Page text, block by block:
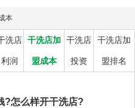
本
洗店
利润
干洗店加
盟成本
干洗店
投资
干洗店加
盟排名
?怎么样开干洗店?